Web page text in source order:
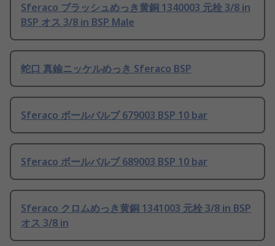
Sferaco ブラッシュめっき黄銅 1340003 元栓 3/8 in
BSP オス 3/8 in BSP Male
蛇口 真鍮ニッケルめっき Sferaco BSP
Sferaco ボールバルブ 679003 BSP 10 bar
Sferaco ボールバルブ 689003 BSP 10 bar
Sferaco クロムめっき黄銅 1341003 元栓 3/8 in BSP
オス 3/8 in